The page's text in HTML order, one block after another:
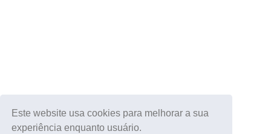
Este website usa cookies para melhorar a sua
experiência enquanto usuário.